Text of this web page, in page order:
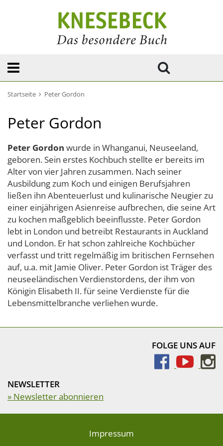
Startseite Peter Gordon
Peter Gordon
Peter Gordon wurde in Whanganui, Neuseeland,
geboren. Sein erstes Kochbuch stellte er bereits im
Alter von vier Jahren zusammen. Nach seiner
Ausbildung zum Koch und einigen Berufsjahren
ließen ihn Abenteuerlust und kulinarische Neugier zu
einer einjährigen Asienreise aufbrechen, die seine Art
zu kochen maßgeblich beeinflusste. Peter Gordon
lebt in London und betreibt Restaurants in Auckland
und London. Er hat schon zahlreiche Kochbücher
verfasst und tritt regelmäßig im britischen Fernsehen
auf, u.a. mit Jamie Oliver. Peter Gordon ist Träger des
neuseeländischen Verdienstordens, der ihm von
Königin Elisabeth II. für seine Verdienste für die
Lebensmittelbranche verliehen wurde.
FOLGE UNS AUF
NEWSLETTER
» Newsletter abonnieren
Impressum